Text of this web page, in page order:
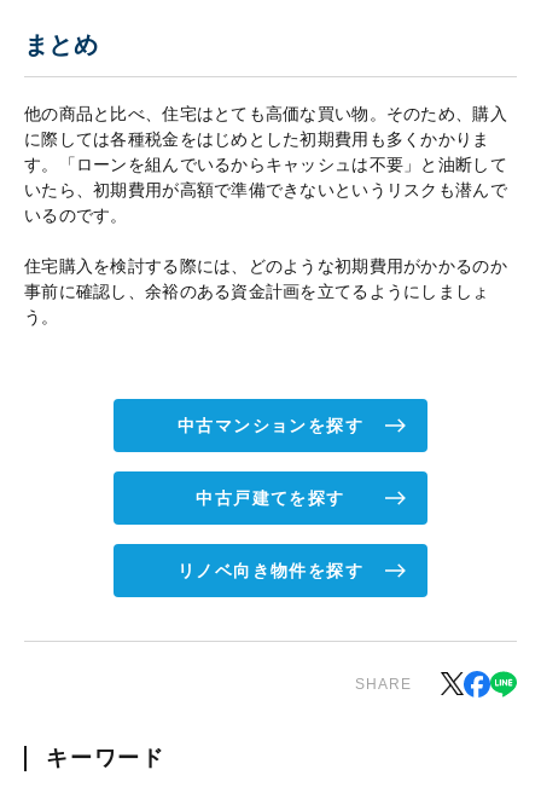
まとめ
他の商品と比べ、住宅はとても高価な買い物。そのため、購入
に際しては各種税金をはじめとした初期費用も多くかかりま
す。「ローンを組んでいるからキャッシュは不要」と油断して
いたら、初期費用が高額で準備できないというリスクも潜んで
いるのです。
住宅購入を検討する際には、どのような初期費用がかかるのか
事前に確認し、余裕のある資金計画を立てるようにしましょ
う。
中古マンションを探す
中古戸建てを探す
リノベ向き物件を探す
SHARE
キーワード